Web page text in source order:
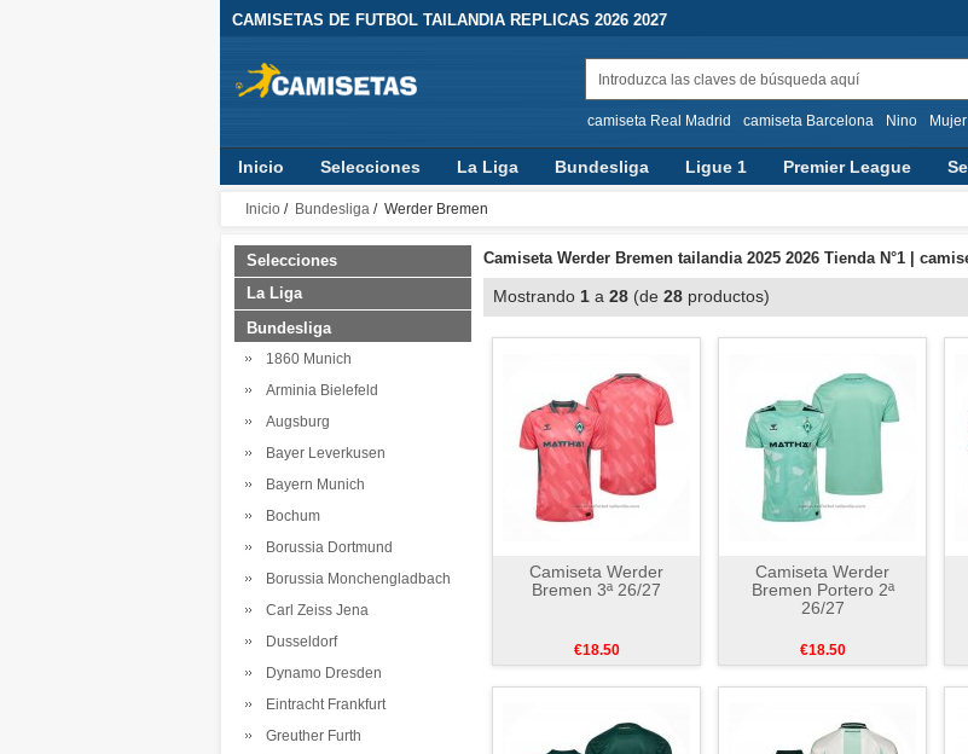
CAMISETAS DE FUTBOL TAILANDIA REPLICAS 2026 2027
camiseta Real Madrid camiseta Barcelona Nino Mujer
Inicio Selecciones La Liga Bundesliga Ligue 1 Premier League
Inicio / Bundesliga / Werder Bremen
Selecciones
La Liga
Bundesliga
1860 Munich
Arminia Bielefeld
Augsburg
Bayer Leverkusen
Bayern Munich
Bochum
Borussia Dortmund
Borussia Monchengladbach
Carl Zeiss Jena
Dusseldorf
Dynamo Dresden
Eintracht Frankfurt
Greuther Furth
Camiseta Werder Bremen tailandia 2025 2026 Tienda N°1 |
Mostrando 1 a 28 (de 28 productos)
Camiseta Werder
Bremen 3ª 26/27
€18.50
Camiseta Werder
Bremen Portero 2ª
26/27
€18.50